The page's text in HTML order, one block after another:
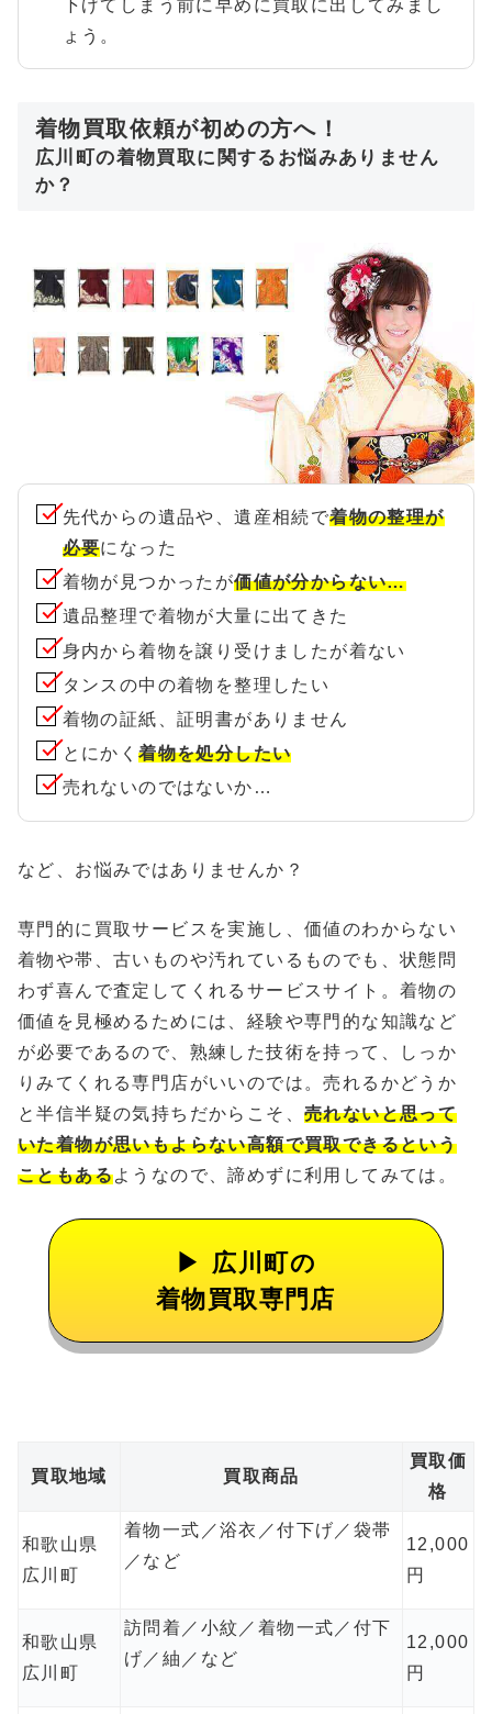
下げてしまう前に早めに買取に出してみまし
ょう。
着物買取依頼が初めの方へ！
広川町の着物買取に関するお悩みありません
か？
先代からの遺品や、遺産相続で着物の整理が
必要になった
着物が見つかったが価値が分からない…
遺品整理で着物が大量に出てきた
身内から着物を譲り受けましたが着ない
タンスの中の着物を整理したい
着物の証紙、証明書がありません
とにかく着物を処分したい
売れないのではないか…
など、お悩みではありませんか？
専門的に買取サービスを実施し、価値のわからない
着物や帯、古いものや汚れているものでも、状態問
わず喜んで査定してくれるサービスサイト。着物の
価値を見極めるためには、経験や専門的な知識など
が必要であるので、熟練した技術を持って、しっか
りみてくれる専門店がいいのでは。売れるかどうか
と半信半疑の気持ちだからこそ、 売れないと思って
いた着物が思いもよらない高額で買取できるという
こともあるようなので、諦めずに利用してみては。
広川町の
着物買取専門店
買取地域 買取商品
買取価
格
和歌山県
広川町
着物一式／浴衣／付下げ／袋帯
／など
12,000
円
和歌山県
広川町
訪問着／小紋／着物一式／付下
げ／紬／など
12,000
円